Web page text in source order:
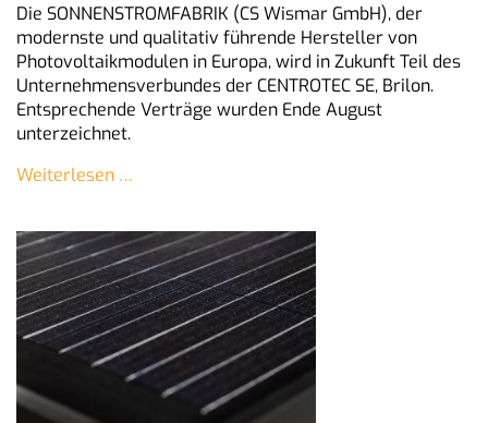
Die SONNENSTROMFABRIK (CS Wismar GmbH), der
modernste und qualitativ führende Hersteller von
Photovoltaikmodulen in Europa, wird in Zukunft Teil des
Unternehmensverbundes der CENTROTEC SE, Brilon.
Entsprechende Verträge wurden Ende August
unterzeichnet.
Weiterlesen …